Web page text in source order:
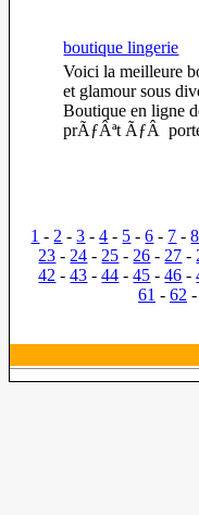
boutique lingerie
Voici la meilleure
et glamour sous
Boutique en ligne
prÃƒÂªt ÃƒÂ
1 -2 -3 -4 - 5 -6 - 7 -8
23 -24 -25 -26 -27 -
42 -43 -44 -45 -46 -
61 - 62 -